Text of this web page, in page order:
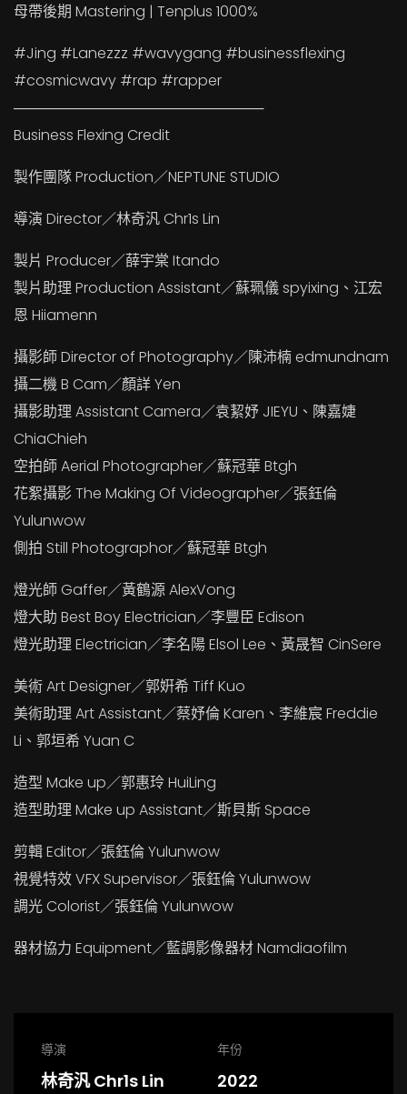
母帶後期 Mastering | Tenplus 1000%
#Jing #Lanezzz #wavygang #businessflexing
#cosmicwavy #rap #rapper
─────────────────────────
Business Flexing Credit
製作團隊 Production／NEPTUNE STUDIO
導演 Director／林奇汎 Chr1s Lin
製片 Producer／薛宇棠 Itando
製片助理 Production Assistant／蘇珮儀 spyixing、江宏
恩 Hiiamenn
攝影師 Director of Photography／陳沛楠 edmundnam
攝二機 B Cam／顏詳 Yen
攝影助理 Assistant Camera／袁絜妤 JIEYU、陳嘉婕
ChiaChieh
空拍師 Aerial Photographer／蘇冠華 Btgh
花絮攝影 The Making Of Videographer／張鈺倫
Yulunwow
側拍 Still Photographor／蘇冠華 Btgh
燈光師 Gaffer／黃鶴源 AlexVong
燈大助 Best Boy Electrician／李豐臣 Edison
燈光助理 Electrician／李名陽 Elsol Lee、黃晟智 CinSere
美術 Art Designer／郭姸希 Tiff Kuo
美術助理 Art Assistant／蔡妤倫 Karen、李維宸 Freddie
Li、郭垣希 Yuan C
造型 Make up／郭惠玲 HuiLing
造型助理 Make up Assistant／斯貝斯 Space
剪輯 Editor／張鈺倫 Yulunwow
視覺特效 VFX Supervisor／張鈺倫 Yulunwow
調光 Colorist／張鈺倫 Yulunwow
器材協力 Equipment／藍調影像器材 Namdiaofilm
導演
林奇汎 Chr1s Lin
年份
2022